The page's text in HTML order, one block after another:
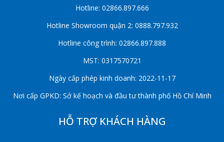
Hotline: 02866.897.666
Hotline Showroom quận 2: 0888.797.932
Hotline công trình: 02866.897.888
MST: 0317570721
Ngày cấp phép kinh doanh: 2022-11-17
Nơi cấp GPKD: Sở kế hoạch và đầu tư thành phố Hồ Chí Minh
HỖ TRỢ KHÁCH HÀNG